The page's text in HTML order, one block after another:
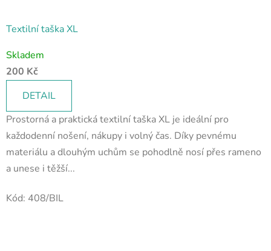
Textilní taška XL
hodnocení
produktu
5,0
z
5
hvězdiček.
Skladem
200 Kč
DETAIL
Prostorná a praktická textilní taška XL je ideální pro
každodenní nošení, nákupy i volný čas. Díky pevnému
materiálu a dlouhým uchům se pohodlně nosí přes rameno
a unese i těžší...
Kód: 408/BIL